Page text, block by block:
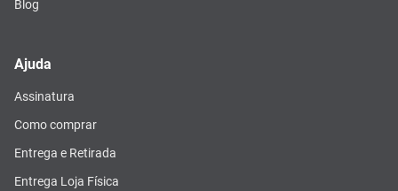
Blog
Ajuda
Assinatura
Como comprar
Entrega e Retirada
Entrega Loja Física